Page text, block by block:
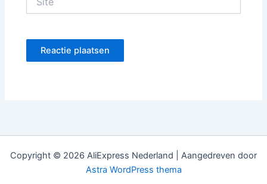
Copyright © 2026 AliExpress Nederland | Aangedreven door
Astra WordPress thema